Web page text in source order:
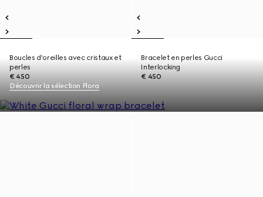
Boucles d'oreilles avec cristaux et
perles
€ 450
Bracelet en perles Gucci
Interlocking
€ 450
Découvrir la sélection Flora